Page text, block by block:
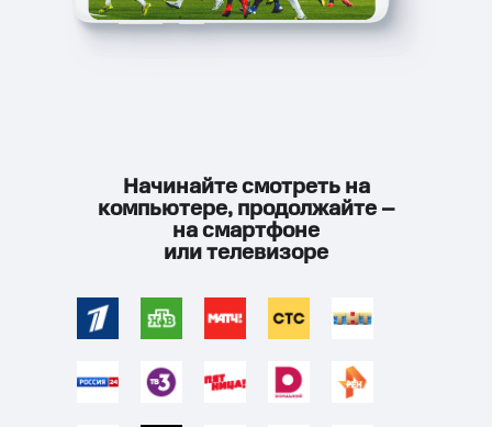
Начинайте смотреть на
компьютере, продолжайте –
на смартфоне
или телевизоре